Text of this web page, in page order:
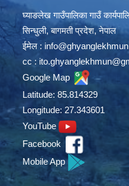
घ्याङलेख गाउँपालिका गाउँ
सिन्धुली, बागमती प्रदेश, नेपाल
ईमेल :
cc :
Google Map
Latitude: 85.814329
Longitude: 27.343601
YouTube
Facebook
Mobile App